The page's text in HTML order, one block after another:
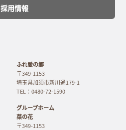
採用情報
ふれ愛の郷
〒349-1153
埼玉県加須市新川通179-1
TEL：0480-72-1590
グループホーム
菜の花
〒349-1153